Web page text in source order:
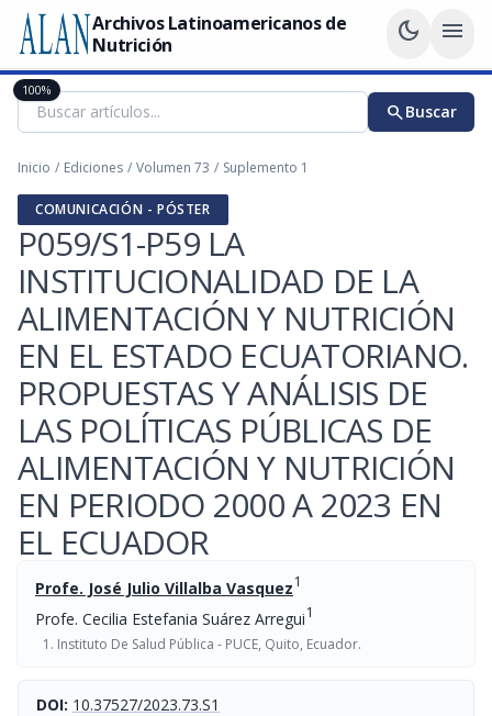
Archivos Latinoamericanos de
Nutrición
dark_mode menu
searchBuscar
Inicio / Ediciones / Volumen 73 / Suplemento 1
COMUNICACIÓN - PÓSTER
P059/S1-P59 LA
INSTITUCIONALIDAD DE LA
ALIMENTACIÓN Y NUTRICIÓN
EN EL ESTADO ECUATORIANO.
PROPUESTAS Y ANÁLISIS DE
LAS POLÍTICAS PÚBLICAS DE
ALIMENTACIÓN Y NUTRICIÓN
EN PERIODO 2000 A 2023 EN
EL ECUADOR
Profe. José Julio Villalba Vasquez1
Profe. Cecilia Estefania Suárez Arregui1
Instituto De Salud Pública - PUCE, Quito, Ecuador.
DOI: 10.37527/2023.73.S1
100%